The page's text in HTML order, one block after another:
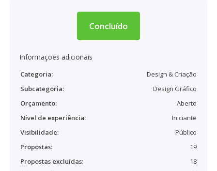
Concluído
Informações adicionais
Categoria:
Design & Criação
Subcategoria:
Design Gráfico
Orçamento:
Aberto
Nível de experiência:
Iniciante
Visibilidade:
Público
Propostas:
19
Propostas excluídas:
18